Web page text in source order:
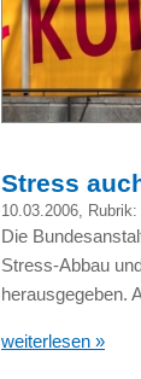
Stress
10.03.2006 , Rubrik:
Die
Stress-Abbau
herausgegeben.
weiterlesen »